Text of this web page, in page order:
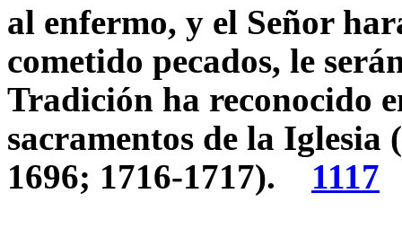
al enfermo, y el Señor
cometido pecados, le
Tradición ha reconocido
sacramentos de la Iglesia
1696; 1716-1717).
1117